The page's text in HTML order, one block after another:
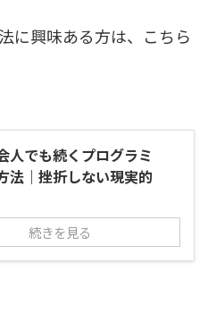
に興味ある方は、こちら
人でも続くプログラミ
法｜挫折しない現実的
続きを見る